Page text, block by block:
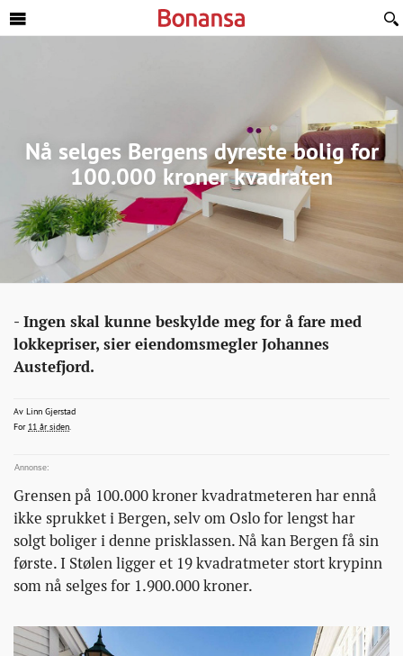
Nå selges Bergens dyreste bolig for
100.000 kroner kvadraten
Eiendom
http://bonansa.no/artikkel/na-
selges-
bergens-
bolig-
for-
kroner-
kvadraten/
- Ingen skal kunne beskylde meg for å fare med
lokkepriser, sier eiendomsmegler Johannes
Austefjord.
Av Linn Gjerstadlinn.gjerstad@bt.no
2015-03-14T11:43:57+00:00
2015-03-14T11:43:57+00:00
2015-03-14T15:32:52+00:00
For 11 år siden
Grensen på 100.000 kroner kvadratmeteren har ennå
ikke sprukket i Bergen, selv om Oslo for lengst har
solgt boliger i denne prisklassen. Nå kan Bergen få sin
første. I Stølen ligger et 19 kvadratmeter stort krypinn
som nå selges for 1.900.000 kroner.